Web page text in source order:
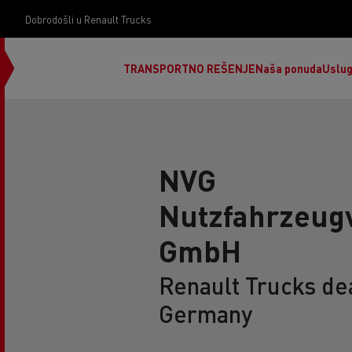
Dobrodošli u Renault Trucks
TRANSPORTNO REŠENJENaša ponuda
NVG
GmbH
Renault Trucks
Germany